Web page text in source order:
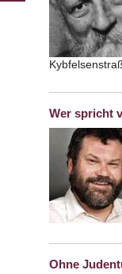
Wer spricht
Ohne